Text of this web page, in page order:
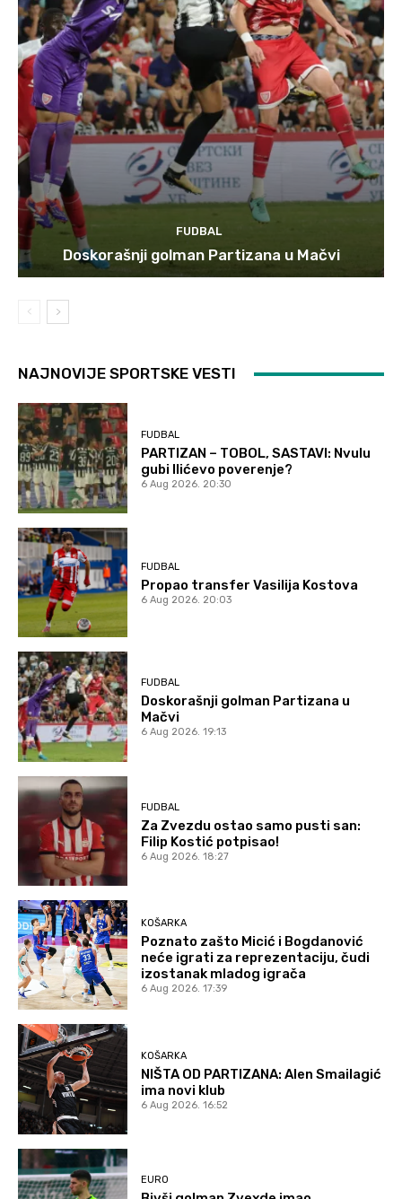
FUDBAL
Doskorašnji golman Partizana u Mačvi
NAJNOVIJE SPORTSKE VESTI
FUDBAL
PARTIZAN – TOBOL, SASTAVI: Nvulu
gubi Ilićevo poverenje?
6 Aug 2026. 20:30
FUDBAL
Propao transfer Vasilija Kostova
6 Aug 2026. 20:03
FUDBAL
Doskorašnji golman Partizana u
Mačvi
6 Aug 2026. 19:13
FUDBAL
Za Zvezdu ostao samo pusti san:
Filip Kostić potpisao!
6 Aug 2026. 18:27
KOŠARKA
Poznato zašto Micić i Bogdanović
neće igrati za reprezentaciju, čudi
izostanak mladog igrača
6 Aug 2026. 17:39
KOŠARKA
NIŠTA OD PARTIZANA: Alen Smailagić
ima novi klub
6 Aug 2026. 16:52
EURO